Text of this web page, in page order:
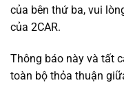
của bên thứ ba, vui
của 2CAR.
Thông báo này và tất
toàn bộ thỏa thuận